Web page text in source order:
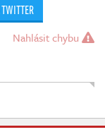
Nahlásit chybu